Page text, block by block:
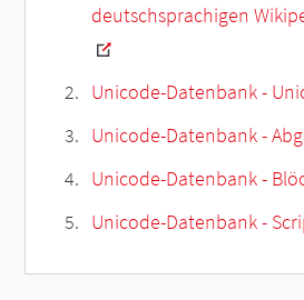
deutschsprachigen
Unicode-Datenbank -
Unicode-Datenbank -
Unicode-Datenbank -
Unicode-Datenbank -